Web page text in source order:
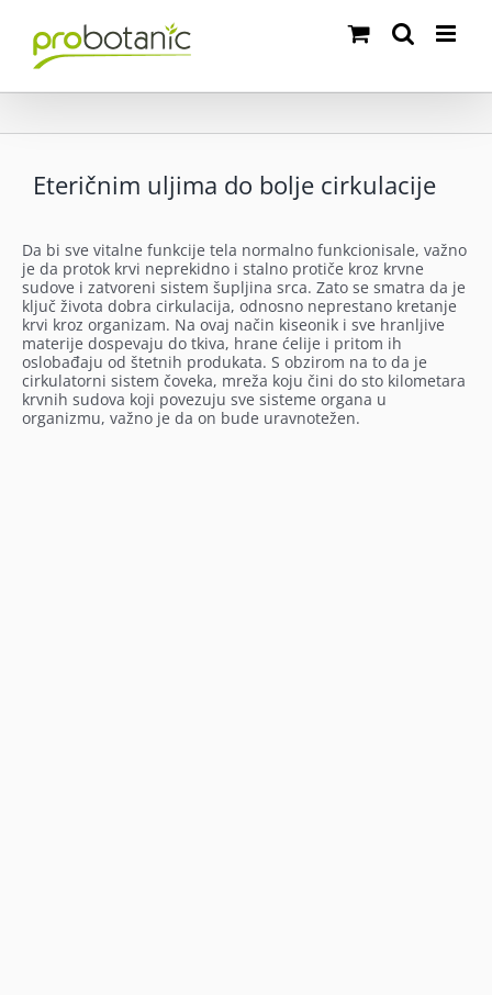
content
Eteričnim uljima do bolje cirkulacije
Da bi sve vitalne funkcije tela normalno funkcionisale, važno
je da protok krvi neprekidno i stalno protiče kroz krvne
sudove i zatvoreni sistem šupljina srca. Zato se smatra da je
ključ života dobra cirkulacija, odnosno neprestano kretanje
krvi kroz organizam. Na ovaj način kiseonik i sve hranljive
materije dospevaju do tkiva, hrane ćelije i pritom ih
oslobađaju od štetnih produkata. S obzirom na to da je
cirkulatorni sistem čoveka, mreža koju čini do sto kilometara
krvnih sudova koji povezuju sve sisteme organa u
organizmu, važno je da on bude uravnotežen.